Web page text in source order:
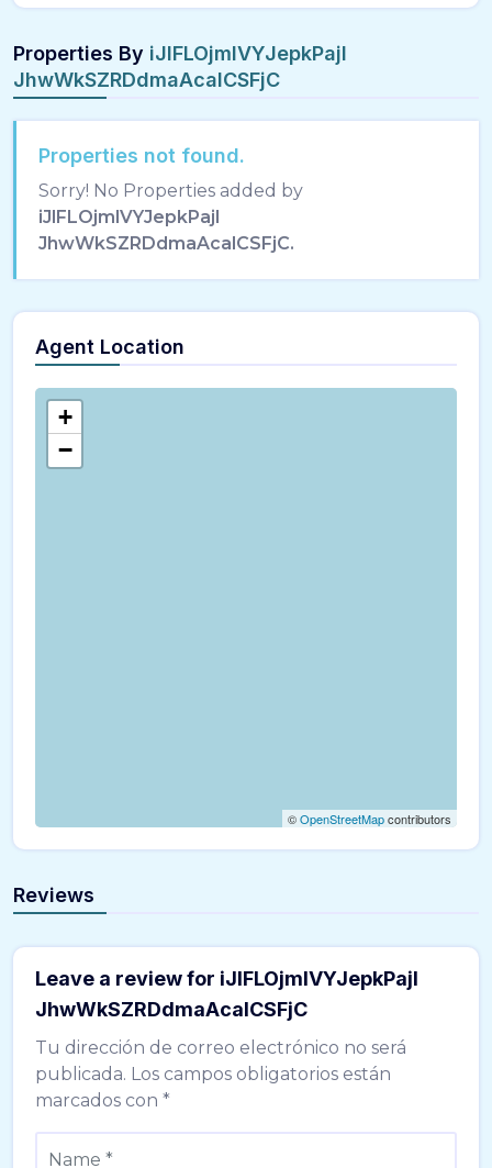
Properties By iJlFLOjmlVYJepkPajI
JhwWkSZRDdmaAcalCSFjC
Properties not found.
Sorry! No Properties added by
iJlFLOjmlVYJepkPajI
JhwWkSZRDdmaAcalCSFjC.
Agent Location
+
−
©OpenStreetMapcontributors
Reviews
Leave a review for iJlFLOjmlVYJepkPajI
JhwWkSZRDdmaAcalCSFjC
Tu dirección de correo electrónico no será
publicada. Los campos obligatorios están
marcados con *